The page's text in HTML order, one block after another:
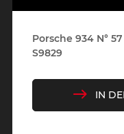
Porsche 934 N°
S9829
IN